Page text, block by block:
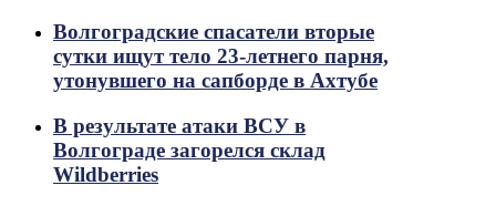
Волгоградские спасатели вторые
сутки ищут тело 23-летнего парня,
утонувшего на сапборде в Ахтубе
В результате атаки ВСУ в
Волгограде загорелся склад
Wildberries